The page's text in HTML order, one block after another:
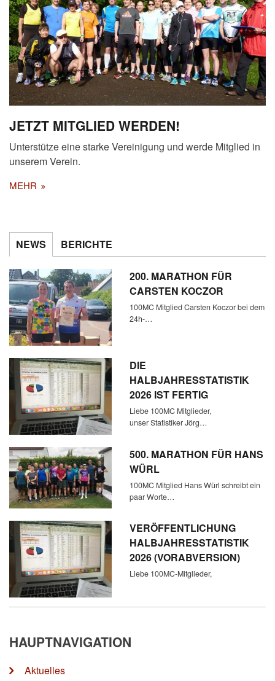
JETZT MITGLIED WERDEN!
Unterstütze eine starke Vereinigung und werde Mitglied in
unserem Verein.
MEHR
NEWS BERICHTE
200. MARATHON FÜR
CARSTEN KOCZOR
100MC Mitglied Carsten Koczor bei dem
24h-…
DIE
HALBJAHRESSTATISTIK
2026 IST FERTIG
Liebe 100MC Mitglieder,
unser Statistiker Jörg…
500. MARATHON FÜR HANS
WÜRL
100MC Mitglied Hans Würl schreibt ein
paar Worte…
VERÖFFENTLICHUNG
HALBJAHRESSTATISTIK
2026 (VORABVERSION)
Liebe 100MC-Mitglieder,
HAUPTNAVIGATION
Aktuelles